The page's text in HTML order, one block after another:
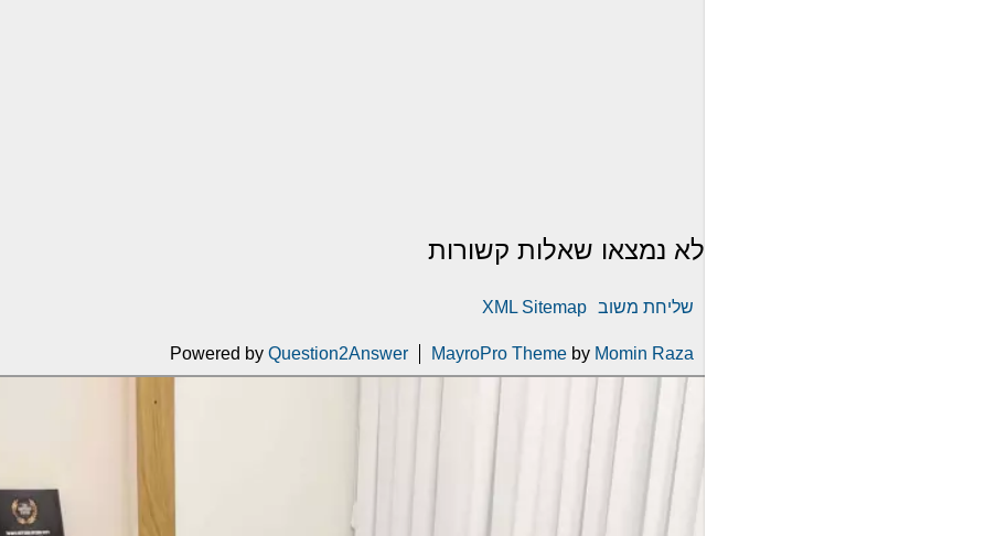
לא נמצאו שאלות קשורות
שליחת משוב XML Sitemap
MayroPro Theme by Momin Raza
Powered by Question2Answer